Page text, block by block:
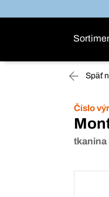
Späť
Číslo
tkanina